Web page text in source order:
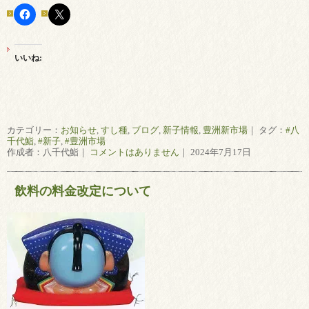
いいね:
カテゴリー： お知らせ すし種 ブログ 新子情報 豊洲新市場 ｜ タグ： #八
千代鮨 #新子 #豊洲市場
作成者：八千代鮨｜
コメントはありません ｜ 2024年7月17日
飲料の料金改定について